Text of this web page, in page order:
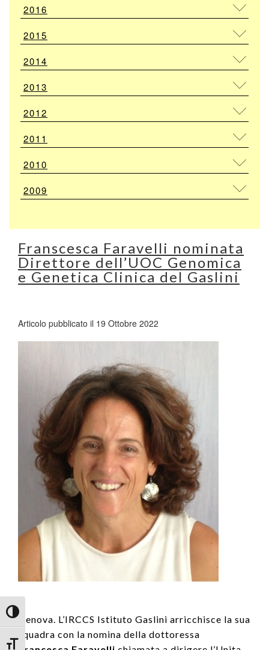
Attiva/disattiva alto contrasto
Attiva/disattiva dimensione testo
2016
2015
2014
2013
2012
2011
2010
2009
Franscesca Faravelli nominata
Direttore dell’UOC Genomica
e Genetica Clinica del Gaslini
Articolo pubblicato il 19 Ottobre 2022
Genova. L’IRCCS Istituto Gaslini arricchisce la sua
squadra con la nomina della dottoressa